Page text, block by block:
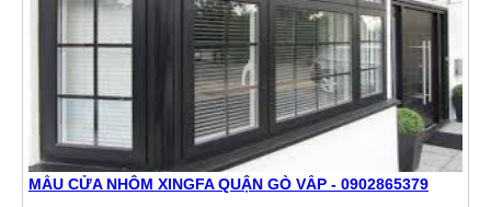
MẪU CỬA NHÔM XINGFA QUẬN GÒ VẤP - 0902865379